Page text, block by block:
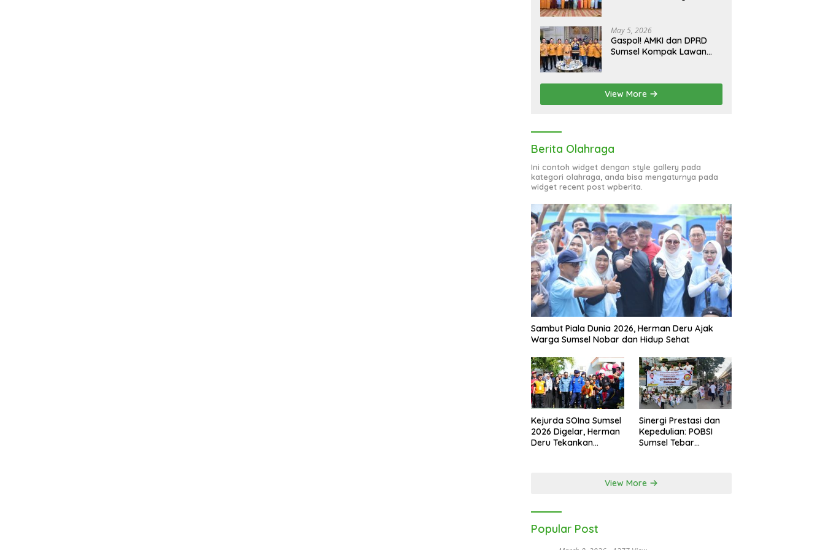
May 5, 2026
Gaspol! AMKI dan DPRD
Sumsel Kompak Lawan
View More
Berita Olahraga
Ini contoh widget dengan style gallery pada
kategori olahraga, anda bisa mengaturnya pada
widget recent post wpberita.
Sambut Piala Dunia 2026, Herman Deru Ajak
Warga Sumsel Nobar dan Hidup Sehat
Kejurda SOIna Sumsel
2026 Digelar, Herman
Deru Tekankan
Sinergi Prestasi dan
Kepedulian: POBSI
Sumsel Tebar
View More
Popular Post